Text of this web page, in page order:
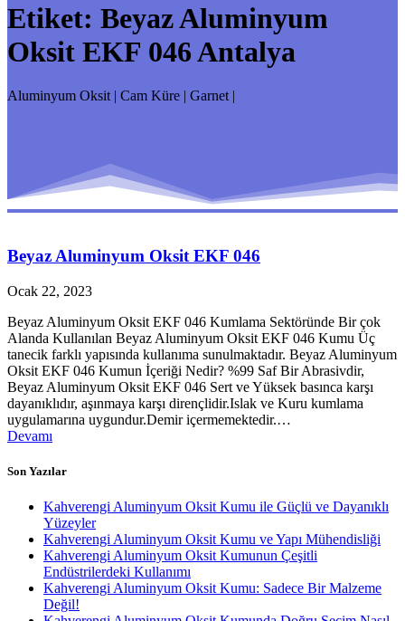
Etiket: Beyaz Aluminyum
Oksit EKF 046 Antalya
Aluminyum Oksit | Cam Küre | Garnet |
Beyaz Aluminyum Oksit EKF 046
Ocak 22, 2023
Beyaz Aluminyum Oksit EKF 046 Kumlama Sektöründe Bir çok
Alanda Kullanılan Beyaz Aluminyum Oksit EKF 046 Kumu Üç
tanecik farklı yapısında kullanıma sunulmaktadır. Beyaz Aluminyum
Oksit EKF 046 Kumun İçeriği Nedir? %99 Saf Bir Abrasivdir,
Beyaz Aluminyum Oksit EKF 046 Sert ve Yüksek basınca karşı
dayanıklıdır, aşınmaya karşı dirençlidir.Islak ve Kuru kumlama
uygulamarına uygundur.Demir içermemektedir.…
Devamı
Son Yazılar
Kahverengi Aluminyum Oksit Kumu ile Güçlü ve Dayanıklı
Yüzeyler
Kahverengi Aluminyum Oksit Kumu ve Yapı Mühendisliği
Kahverengi Aluminyum Oksit Kumunun Çeşitli
Endüstrilerdeki Kullanımı
Kahverengi Aluminyum Oksit Kumu: Sadece Bir Malzeme
Değil!